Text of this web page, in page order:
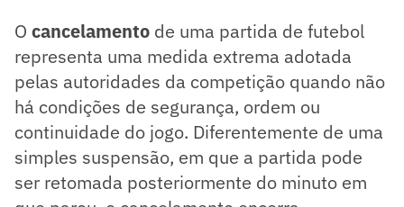
O cancelamento de uma partida de futebol
representa uma medida extrema adotada
pelas autoridades da competição quando não
há condições de segurança, ordem ou
continuidade do jogo. Diferentemente de uma
simples suspensão, em que a partida pode
ser retomada posteriormente do minuto em